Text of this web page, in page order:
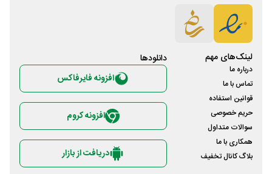
لینک‌های مهم
درباره ما
تماس با ما
قوانین استفاده
حریم خصوصی
سوالات متداول
همکاری با ما
بلاگ کانال تخفیف
دانلود‌ها
افزونه فایرفاکس
افزونه کروم
دریافت از بازار